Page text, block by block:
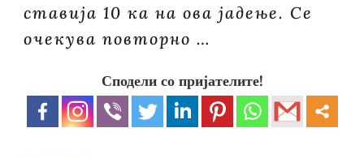
ставија 10 ка на ова јадење. Се
очекува повторно …
Сподели со пријателите!